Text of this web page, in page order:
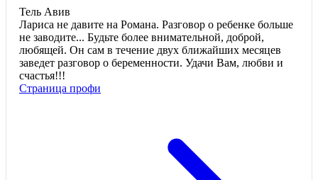
Тель Авив
Лариса не давите на Романа. Разговор о ребенке больше
не заводите... Будьте более внимательной, доброй,
любящей. Он сам в течение двух ближайших месяцев
заведет разговор о беременности. Удачи Вам, любви и
счастья!!!
Страница профи